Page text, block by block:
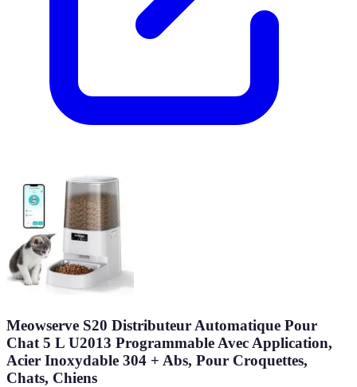
Meowserve S20 Distributeur Automatique Pour
Chat 5 L U2013 Programmable Avec Application,
Acier Inoxydable 304 + Abs, Pour Croquettes,
Chats, Chiens